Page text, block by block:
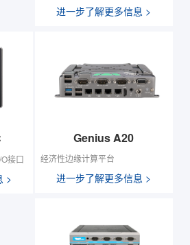
进一步了解更多信息 >
接口
>
Genius A20
经济性边缘计算平台
进一步了解更多信息 >